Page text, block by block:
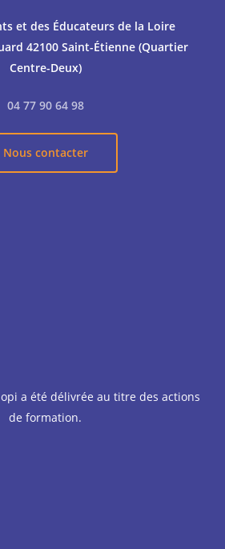
et des Éducateurs de la Loire
42100 Saint-Étienne (Quartier
Centre-Deux)
04 77 90 64 98
Nous contacter
a été délivrée au titre des actions
de formation.